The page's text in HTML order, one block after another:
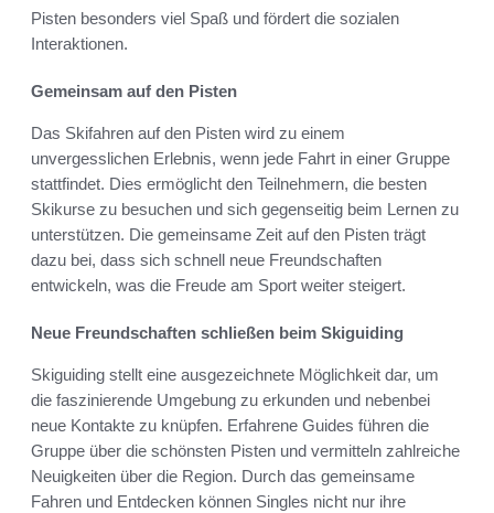
Pisten besonders viel Spaß und fördert die sozialen
Interaktionen.
Gemeinsam auf den Pisten
Das Skifahren auf den Pisten wird zu einem
unvergesslichen Erlebnis, wenn jede Fahrt in einer Gruppe
stattfindet. Dies ermöglicht den Teilnehmern, die besten
Skikurse zu besuchen und sich gegenseitig beim Lernen zu
unterstützen. Die gemeinsame Zeit auf den Pisten trägt
dazu bei, dass sich schnell neue Freundschaften
entwickeln, was die Freude am Sport weiter steigert.
Neue Freundschaften schließen beim Skiguiding
Skiguiding stellt eine ausgezeichnete Möglichkeit dar, um
die faszinierende Umgebung zu erkunden und nebenbei
neue Kontakte zu knüpfen. Erfahrene Guides führen die
Gruppe über die schönsten Pisten und vermitteln zahlreiche
Neuigkeiten über die Region. Durch das gemeinsame
Fahren und Entdecken können Singles nicht nur ihre